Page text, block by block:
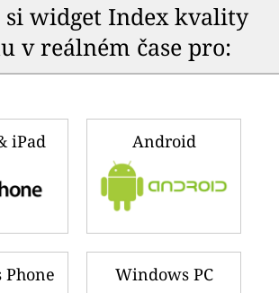
si widget Index kvality
v reálném čase pro:
iPad Android
Windows PC